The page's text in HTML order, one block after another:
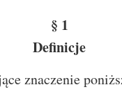
§ 1
Definicje
znaczenie